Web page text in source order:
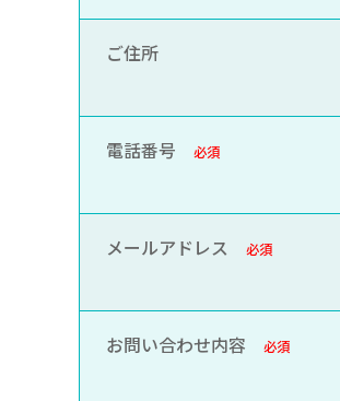
ご住所
電話番号 必須
メールアドレス 必須
お問い合わせ内容 必須